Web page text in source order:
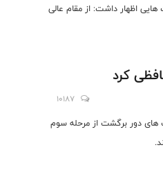
اظهار داشت: از مقام عالی
کرد
10187
های دور برگشت از مرحله سوم